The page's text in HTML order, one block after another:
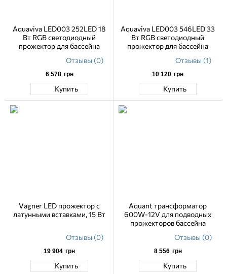
Aquaviva LED003 252LED 18
Вт RGB светодиодный
прожектор для бассейна
Отзывы (0)
6 578 грн
Купить
Aquaviva LED003 546LED 33
Вт RGB светодиодный
прожектор для бассейна
Отзывы (1)
10 120 грн
Купить
Vagner LED прожектор с
латунными вставками, 15 Вт
Отзывы (0)
19 904 грн
Купить
Aquant трансформатор
600W-12V для подводных
прожекторов бассейна
Отзывы (0)
8 556 грн
Купить